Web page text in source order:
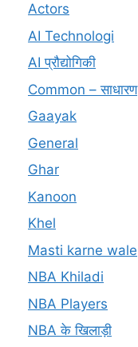
Actors
AI Technologi
AI प्रौद्योगिकी
Common – साधारण
Gaayak
General
Ghar
Kanoon
Khel
Masti karne wale
NBA Khiladi
NBA Players
NBA के खिलाड़ी